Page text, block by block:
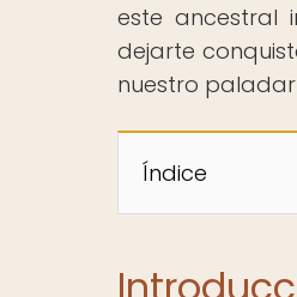
este ancestral
dejarte
nuestro
Índice